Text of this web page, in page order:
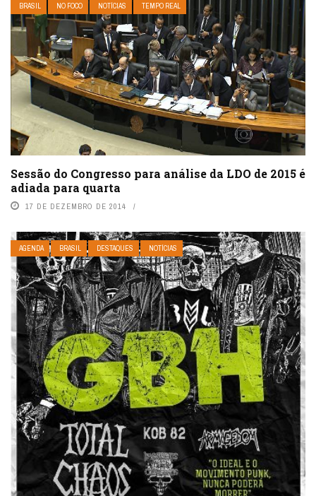
BRASIL NO FOCO NOTÍCIAS TEMPO REAL
Sessão do Congresso para análise da LDO de 2015 é
adiada para quarta
17 DE DEZEMBRO DE 2014
AGENDA BRASIL DESTAQUES NOTÍCIAS